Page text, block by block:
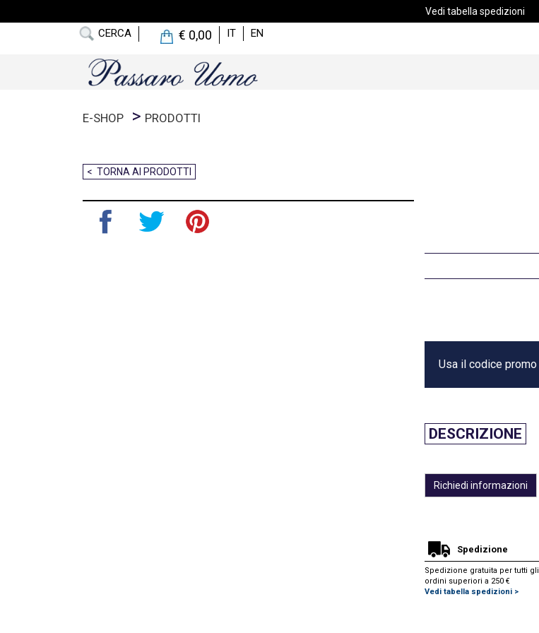
Vedi tabella spedizioni
CERCA € 0,00 IT EN
E-SHOP PRODOTTI
< TORNA AI PRODOTTI
Usa il codice promo
DESCRIZIONE
Richiedi informazioni
Spedizione
Spedizione gratuita per tutti gli
ordini superiori a 250 €
Vedi tabella spedizioni >